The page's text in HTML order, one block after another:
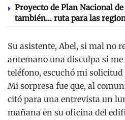
Proyecto de Plan Nacional
también… ruta para las
Su asistente, Abel, si mal no
antemano una disculpa si me
teléfono, escuchó mi
Mi sorpresa fue que, al
citó para una entrevista un
mañana en su oficina del